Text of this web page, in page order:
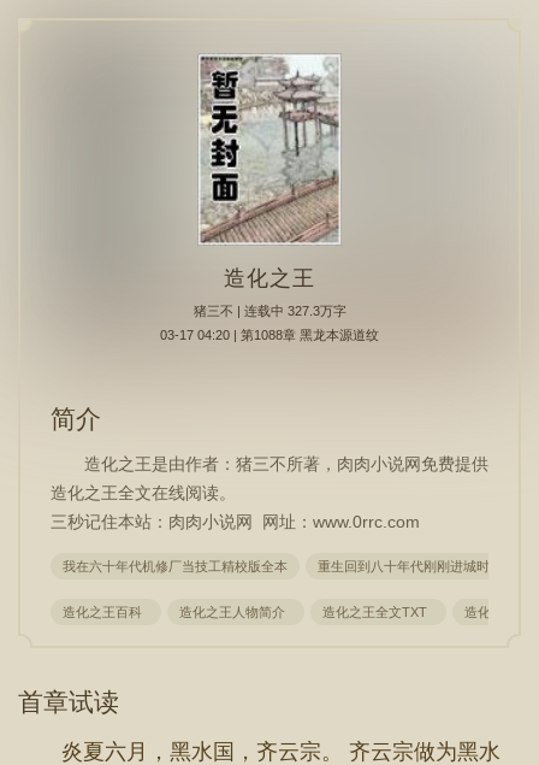
造化之王
猪三不 | 连载中 327.3万字
03-17 04:20 | 第1088章 黑龙本源道纹
简介
造化之王是由作者：猪三不所著，肉肉小说网免费提供
造化之王全文在线阅读。
三秒记住本站：肉肉小说网 网址：www.0rrc.com
我在六十年代机修厂当技工精校版全本 重生回到八十年代刚刚进城时精校版
造化之王百科 造化之王人物简介 造化之王全文TXT 造化之王等
首章试读
炎夏六月，黑水国，齐云宗。 齐云宗做为黑水